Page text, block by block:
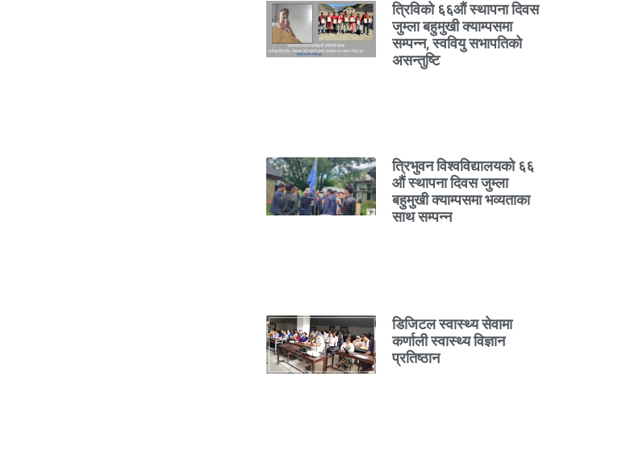
त्रिविको ६६औं स्थापना दिवस
जुम्ला बहुमुखी क्याम्पसमा
सम्पन्न, स्ववियु सभापतिको
असन्तुष्टि
त्रिभुवन विश्वविद्यालयको ६६
औं स्थापना दिवस जुम्ला
बहुमुखी क्याम्पसमा भव्यताका
साथ सम्पन्न
डिजिटल स्वास्थ्य सेवामा
कर्णाली स्वास्थ्य विज्ञान
प्रतिष्ठान